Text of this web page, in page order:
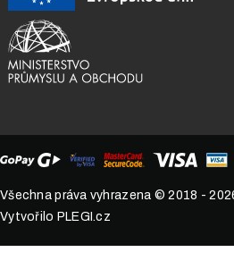
Všechna práva vyhrazena © 2018 -
Vytvořilo PLEGI.cz